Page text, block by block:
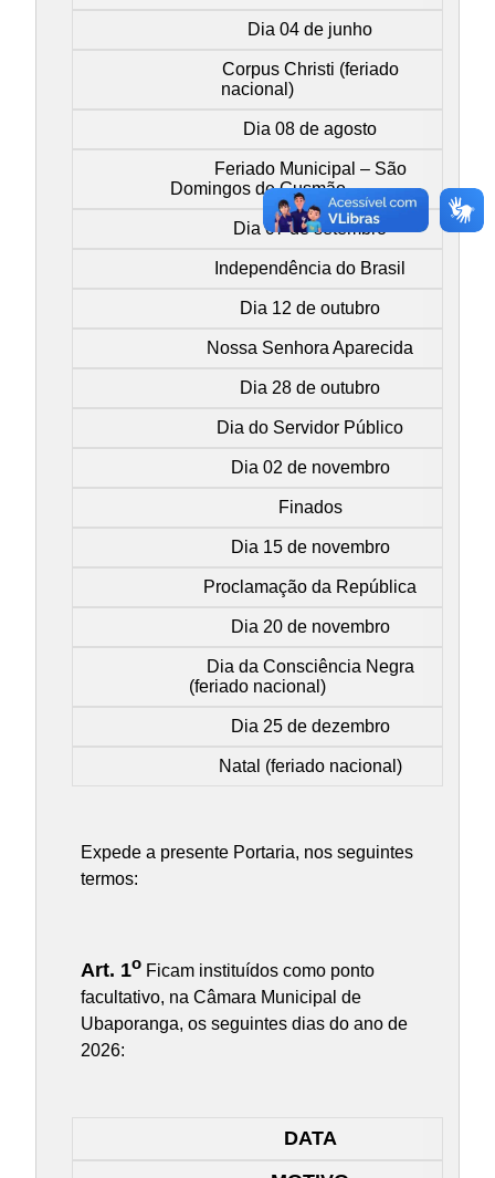
Dia 04 de junho
Corpus Christi (feriado
nacional)
Dia 08 de agosto
Feriado Municipal – São
Domingos de Gusmão
Dia 07 de setembro
Independência do Brasil
Dia 12 de outubro
Nossa Senhora Aparecida
Dia 28 de outubro
Dia do Servidor Público
Dia 02 de novembro
Finados
Dia 15 de novembro
Proclamação da República
Dia 20 de novembro
Dia da Consciência Negra
(feriado nacional)
Dia 25 de dezembro
Natal (feriado nacional)
Expede a presente Portaria, nos seguintes
termos:
Art. 1o Ficam instituídos como ponto
facultativo, na Câmara Municipal de
Ubaporanga, os seguintes dias do ano de
2026:
DATA